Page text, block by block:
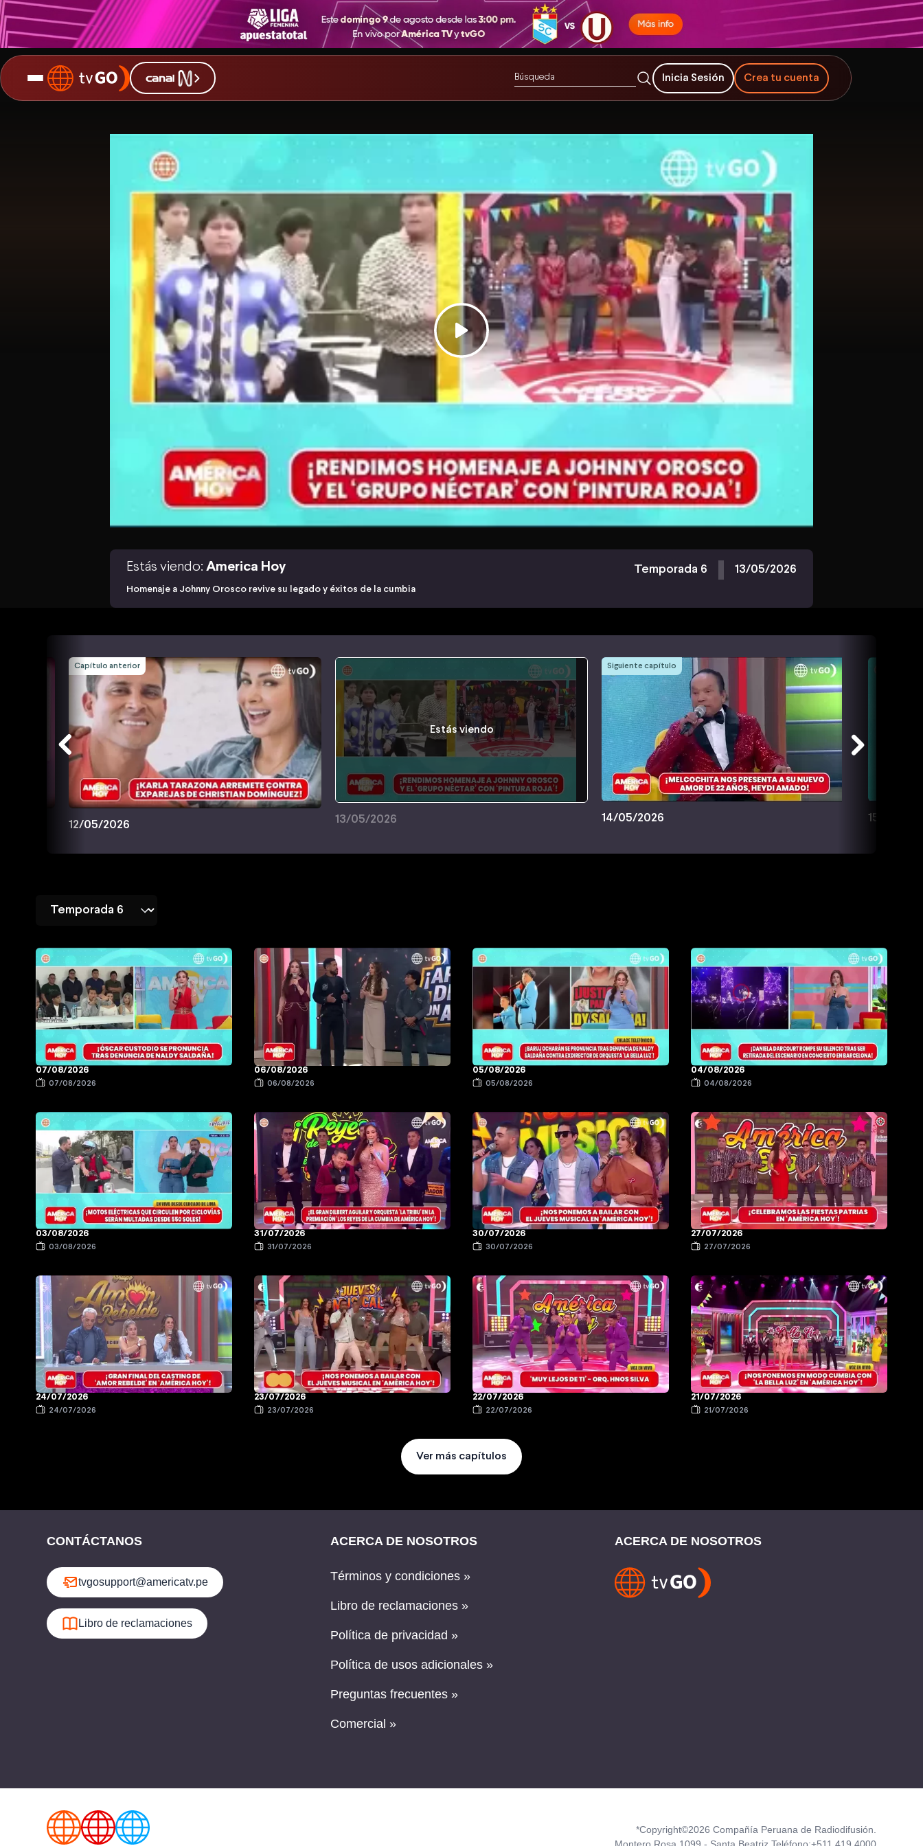
Inicia Sesión Crea tu cuenta
Estás viendo: America Hoy
Homenaje a Johnny Orosco revive su legado y éxitos de la cumbia
Temporada 6 13/05/2026
Capítulo anterior
12/05/2026
Estás viendo
13/05/2026
Siguiente capítulo
14/05/2026 15/05/
07/08/2026
07/08/2026
06/08/2026
06/08/2026
05/08/2026
05/08/2026
04/08/2026
04/08/2026
03/08/2026
03/08/2026
31/07/2026
31/07/2026
30/07/2026
30/07/2026
27/07/2026
27/07/2026
24/07/2026
24/07/2026
23/07/2026
23/07/2026
22/07/2026
22/07/2026
21/07/2026
21/07/2026
Ver más capítulos
CONTÁCTANOS
tvgosupport@americatv.pe
Libro de reclamaciones
ACERCA DE NOSOTROS
Términos y condiciones »
Libro de reclamaciones »
Política de privacidad »
Política de usos adicionales »
Preguntas frecuentes »
Comercial »
ACERCA DE NOSOTROS
*Copyright©2026 Compañía Peruana de Radiodifusión.